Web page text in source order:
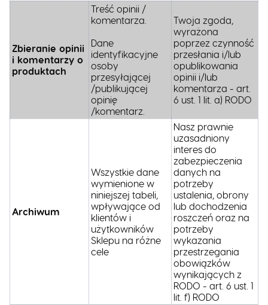
Zbieranie opinii
i komentarzy o
produktach
Treść opinii /
komentarza.
Dane
identyfikacyjne
osoby
przesyłającej
/publikującej
opinię
/komentarz.
Twoja zgoda,
wyrażona
poprzez czynność
przesłania i/lub
opublikowania
opinii i/lub
komentarza - art.
6 ust. 1 lit. a) RODO
Archiwum
Wszystkie dane
wymienione w
niniejszej tabeli,
wpływające od
klientów i
użytkowników
Sklepu na różne
cele
Nasz prawnie
uzasadniony
interes do
zabezpieczenia
danych na
potrzeby
ustalenia, obrony
lub dochodzenia
roszczeń oraz na
potrzeby
wykazania
przestrzegania
obowiązków
wynikających z
RODO - art. 6 ust. 1
lit. f) RODO